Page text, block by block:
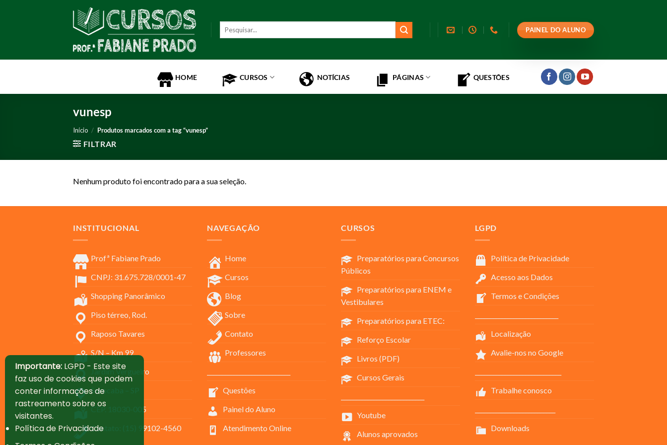
Pesquisar
PAINEL DO ALUNO
HOME CURSOS NOTÍCIAS PÁGINAS QUESTÕES
vunesp
Início / Produtos marcados com a tag “vunesp”
FILTRAR
Nenhum produto foi encontrado para a sua seleção.
INSTITUCIONAL
Profª Fabiane Prado
CNPJ: 31.675.728/0001-47
Shopping Panorâmico
Piso térreo, Rod.
Raposo Tavares
S/N – Km 99
Jardim Vergueiro
Sorocaba – SP
CEP. 18030-005
Contato: (15) 99102-4560
NAVEGAÇÃO
Home
Cursos
Blog
Sobre
Contato
Professores
Questões
Painel do Aluno
Atendimento Online
CURSOS
Preparatórios para Concursos
Públicos
Preparatórios para ENEM e
Vestibulares
Preparatórios para ETEC:
Reforço Escolar
Livros (PDF)
Cursos Gerais
Youtube
Alunos aprovados
LGPD
Política de Privacidade
Acesso aos Dados
Termos e Condições
Localização
Avalie-nos no Google
Trabalhe conosco
Downloads
Importante: LGPD - Este site
faz uso de cookies que podem
conter informações de
rastreamento sobre os
visitantes.
Política de Privacidade